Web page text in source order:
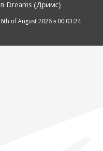
Dreams (Дримс)
of August 2026 в 00:03:24